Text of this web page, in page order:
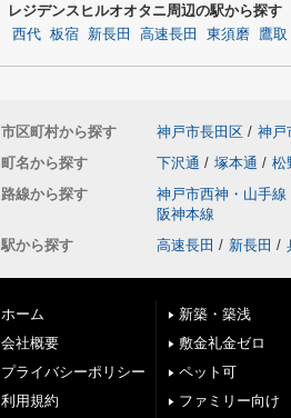
レジデンスヒルオオタニ周辺の駅から探す
西代 板宿 新長田 高速長田 東須磨 鷹取
市区町村から探す 神戸市長田区 / 神戸
町名から探す
下沢通 / 塚本通 / 松
路線から探す
神戸市西神・山手線
阪神本線
駅から探す
高速長田 / 新長田 /
ホーム
会社概要
プライバシーポリシー
利用規約
新築・築浅
敷金礼金ゼロ
ペット可
ファミリー向け